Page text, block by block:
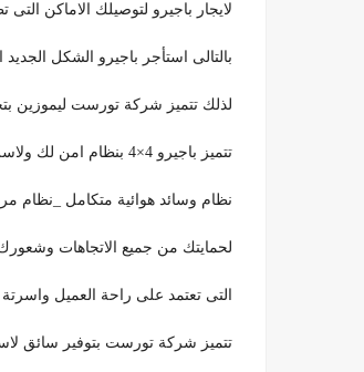
لايجار باجيرو لتوصيلك الاماكن التى
بالتالى استأجر باجيرو الشكل
لذلك تتميز شركة تورست ليموزين
تتميز باجيرو 4×4 بنظام امن لك ولاسرتك لحمايتك
نظام وسائد هوائية متكامل _نظام
لحمايتك من جميع الاتجاهات وشعورك
التى تعتمد على راحة العميل
تتميز شركة تورست بتوفير سائق